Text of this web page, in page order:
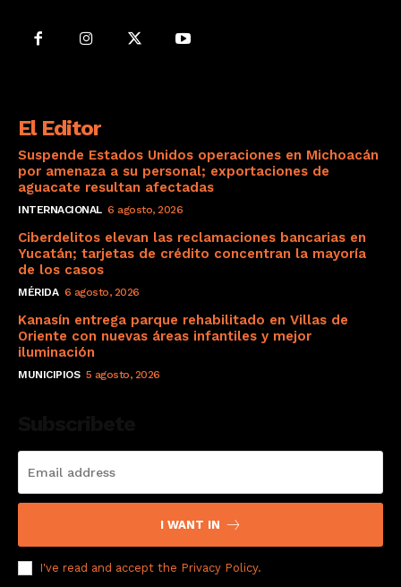
El Editor
Suspende Estados Unidos operaciones en Michoacán
por amenaza a su personal; exportaciones de
aguacate resultan afectadas
INTERNACIONAL 6 agosto, 2026
Ciberdelitos elevan las reclamaciones bancarias en
Yucatán; tarjetas de crédito concentran la mayoría
de los casos
MÉRIDA 6 agosto, 2026
Kanasín entrega parque rehabilitado en Villas de
Oriente con nuevas áreas infantiles y mejor
iluminación
MUNICIPIOS 5 agosto, 2026
I WANT IN
I've read and accept the Privacy Policy.